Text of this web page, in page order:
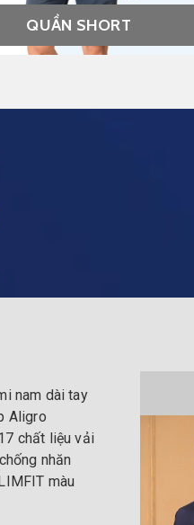
QUẦN SHORT
nam dài tay
Aligro
chất liệu vải
nhăn
màu